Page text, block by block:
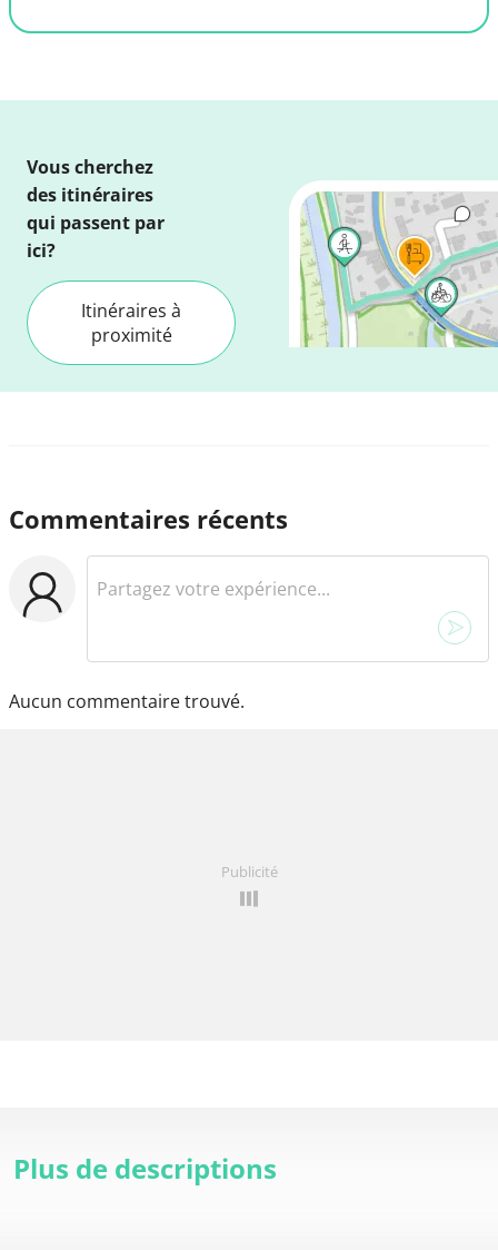
Vous cherchez
des itinéraires
qui passent par
ici?
Itinéraires à
proximité
Commentaires récents
Aucun commentaire trouvé.
Publicité
Plus de descriptions